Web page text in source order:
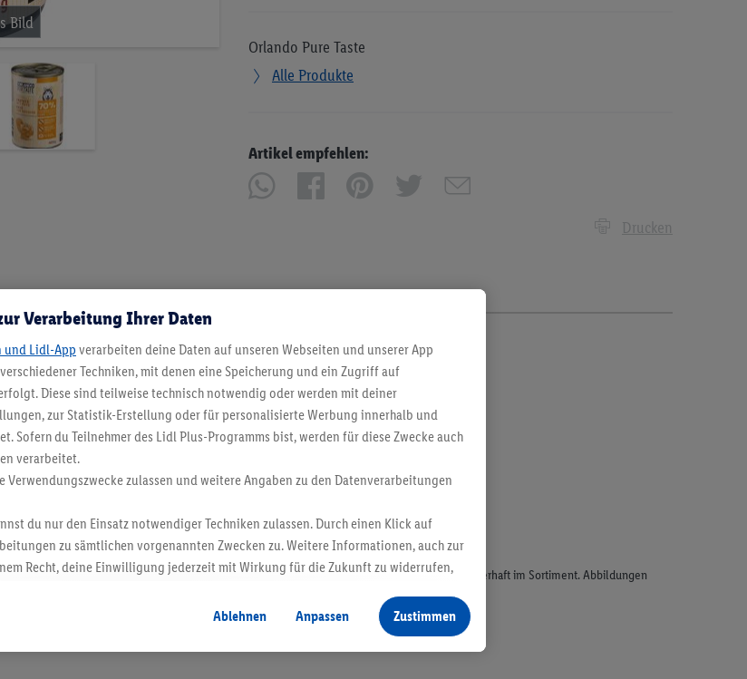
Orlando Pure Taste
Alle Produkte
Artikel empfehlen:
Drucken
Dekoration. Die hier beworbenen Produkte, vor allem NonFood-Produkte, sind nicht alle dauerhaft im Sortiment. Abbildungen
Verarbeitung Ihrer Daten
und Lidl-App verarbeiten deine Daten auf unseren Webseiten und unserer App
Techniken, mit denen eine Speicherung und ein Zugriff auf
Diese sind teilweise technisch notwendig oder werden mit deiner
zur Statistik-Erstellung oder für personalisierte Werbung innerhalb und
Sofern du Teilnehmer des Lidl Plus-Programms bist, werden für diese Zwecke auch
verarbeitet.
Verwendungszwecke zulassen und weitere Angaben zu den Datenverarbeitungen
du nur den Einsatz notwendiger Techniken zulassen. Durch einen Klick auf
zu sämtlichen vorgenannten Zwecken zu. Weitere Informationen, auch zur
Recht, deine Einwilligung jederzeit mit Wirkung für die Zukunft zu widerrufen,
Ablehnen
Anpassen Zustimmen